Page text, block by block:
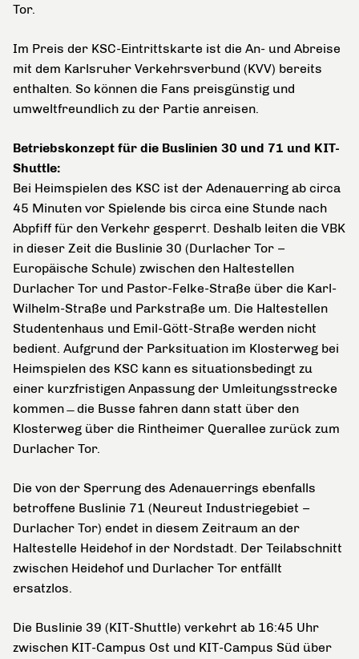
Tor.
Im Preis der KSC-Eintrittskarte ist die An- und Abreise
mit dem Karlsruher Verkehrsverbund (KVV) bereits
enthalten. So können die Fans preisgünstig und
umweltfreundlich zu der Partie anreisen.
Betriebskonzept für die Buslinien 30 und 71 und KIT-
Shuttle:
Bei Heimspielen des KSC ist der Adenauerring ab circa
45 Minuten vor Spielende bis circa eine Stunde nach
Abpfiff für den Verkehr gesperrt. Deshalb leiten die VBK
in dieser Zeit die Buslinie 30 (Durlacher Tor –
Europäische Schule) zwischen den Haltestellen
Durlacher Tor und Pastor-Felke-Straße über die Karl-
Wilhelm-Straße und Parkstraße um. Die Haltestellen
Studentenhaus und Emil-Gött-Straße werden nicht
bedient. Aufgrund der Parksituation im Klosterweg bei
Heimspielen des KSC kann es situationsbedingt zu
einer kurzfristigen Anpassung der Umleitungsstrecke
kommen ̶ die Busse fahren dann statt über den
Klosterweg über die Rintheimer Querallee zurück zum
Durlacher Tor.
Die von der Sperrung des Adenauerrings ebenfalls
betroffene Buslinie 71 (Neureut Industriegebiet –
Durlacher Tor) endet in diesem Zeitraum an der
Haltestelle Heidehof in der Nordstadt. Der Teilabschnitt
zwischen Heidehof und Durlacher Tor entfällt
ersatzlos.
Die Buslinie 39 (KIT-Shuttle) verkehrt ab 16:45 Uhr
zwischen KIT-Campus Ost und KIT-Campus Süd über